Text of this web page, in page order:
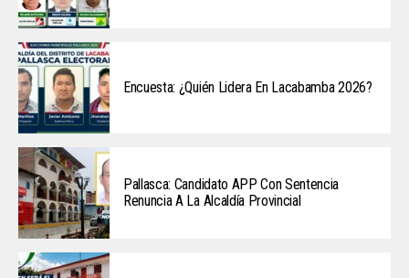
Encuesta: ¿Quién Lidera En Lacabamba 2026?
Pallasca: Candidato APP Con Sentencia
Renuncia A La Alcaldía Provincial